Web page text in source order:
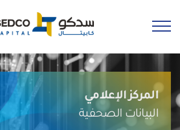
المركز الإعلامي
البيانات الصحفية